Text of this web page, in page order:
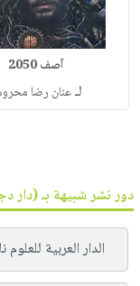
آصف 2050
لـعنان رضا
دور نشر شبيهة بـ (دار
الدار العربية